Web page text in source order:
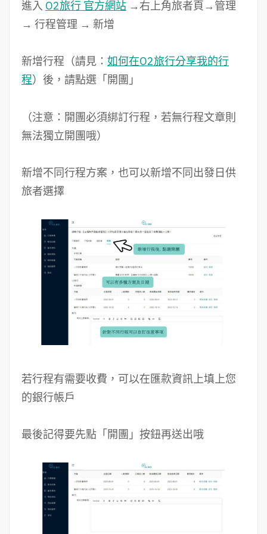
進入 O2旅行 官方網站 →右上角旅者頁→管理
→ 行程管理 → 新增
新增行程（請見： 如何在O2旅行分享我的行
程）後，請點選「開團」
（注意：開團必須綁訂行程，若無行程文章則
無法獨立開團哦）
新增不同行程方案，也可以新增不同出發日供
旅者選擇
若行程有需要收費，可以在匯款資訊上填上您
的銀行帳戶
最後記得要先點「開團」按鈕再送出哦